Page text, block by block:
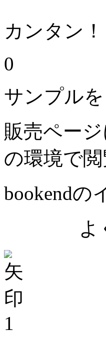
カンタン
0
サンプル
販売ペー
の環境で
bookendの
よくあ
1